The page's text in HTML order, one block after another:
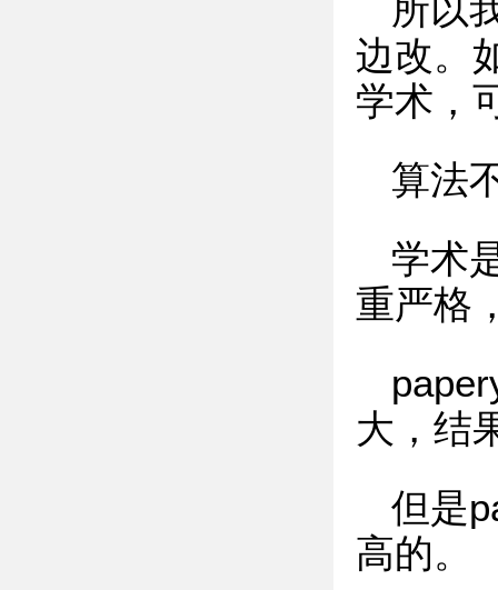
所以
边改。
学术，
算法
学术
重严格
大，结
但是
高的。